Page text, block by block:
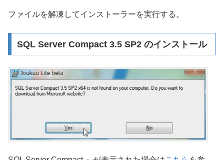
ファイルを解凍してインストーラーを実行する。
SQL Server Compact 3.5 SP2 のインストール